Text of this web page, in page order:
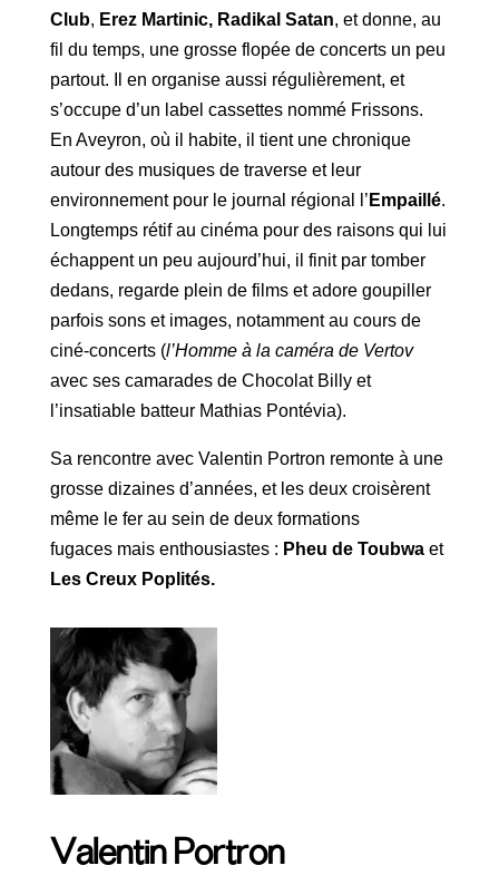
Club, Erez Martinic, Radikal Satan, et donne, au
fil du temps, une grosse flopée de concerts un peu
partout. Il en organise aussi régulièrement, et
s’occupe d’un label cassettes nommé Frissons.
En Aveyron, où il habite, il tient une chronique
autour des musiques de traverse et leur
environnement pour le journal régional l’ Empaillé.
Longtemps rétif au cinéma pour des raisons qui lui
échappent un peu aujourd’hui, il finit par tomber
dedans, regarde plein de films et adore goupiller
parfois sons et images, notamment au cours de
ciné-concerts (l’Homme à la caméra de Vertov
avec ses camarades de Chocolat Billy et
l’insatiable batteur Mathias Pontévia).
Sa rencontre avec Valentin Portron remonte à une
grosse dizaines d’années, et les deux croisèrent
même le fer au sein de deux formations
fugaces mais enthousiastes : Pheu de Toubwaet
Les Creux Poplités.
Valentin Portron